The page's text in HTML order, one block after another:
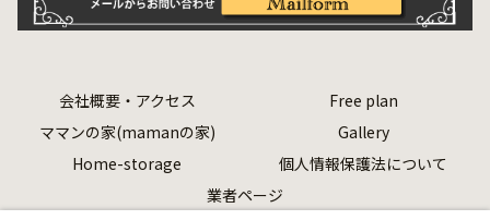
会社概要・アクセス
Free plan
ママンの家(mamanの家)
Gallery
Home-storage
個人情報保護法について
業者ページ